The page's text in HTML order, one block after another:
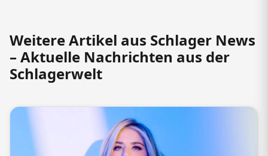
Weitere Artikel aus Schlager News
– Aktuelle Nachrichten aus der
Schlagerwelt